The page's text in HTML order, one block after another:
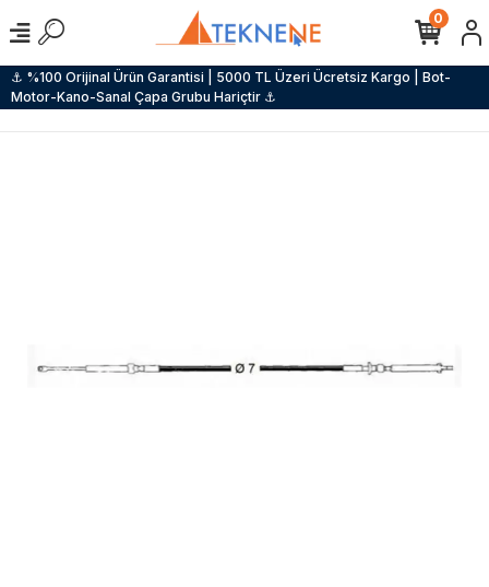
⚓ %100 Orijinal Ürün Garantisi | 5000 TL Üzeri Ücretsiz Kargo | Bot-
Motor-Kano-Sanal Çapa Grubu Hariçtir ⚓
0